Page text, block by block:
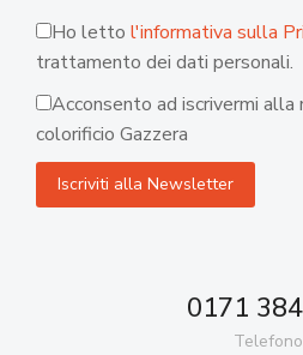
Ho letto l'informativa sulla
trattamento dei dati personali.
Acconsento ad iscrivermi
colorificio Gazzera
0171
Telefono